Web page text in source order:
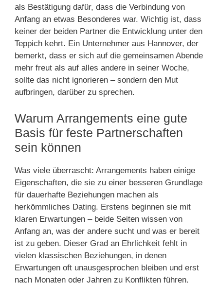
als Bestätigung dafür, dass die Verbindung von
Anfang an etwas Besonderes war. Wichtig ist, dass
keiner der beiden Partner die Entwicklung unter den
Teppich kehrt. Ein Unternehmer aus Hannover, der
bemerkt, dass er sich auf die gemeinsamen Abende
mehr freut als auf alles andere in seiner Woche,
sollte das nicht ignorieren – sondern den Mut
aufbringen, darüber zu sprechen.
Warum Arrangements eine gute
Basis für feste Partnerschaften
sein können
Was viele überrascht: Arrangements haben einige
Eigenschaften, die sie zu einer besseren Grundlage
für dauerhafte Beziehungen machen als
herkömmliches Dating. Erstens beginnen sie mit
klaren Erwartungen – beide Seiten wissen von
Anfang an, was der andere sucht und was er bereit
ist zu geben. Dieser Grad an Ehrlichkeit fehlt in
vielen klassischen Beziehungen, in denen
Erwartungen oft unausgesprochen bleiben und erst
nach Monaten oder Jahren zu Konflikten führen.